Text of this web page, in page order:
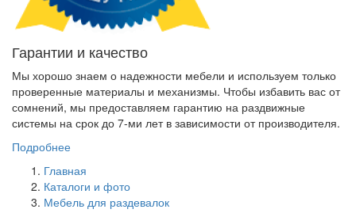
Гарантии и качество
Мы хорошо знаем о надежности мебели и используем только
проверенные материалы и механизмы. Чтобы избавить вас от
сомнений, мы предоставляем гарантию на раздвижные
системы на срок до 7-ми лет в зависимости от производителя.
Подробнее
Главная
Каталоги и фото
Мебель для раздевалок